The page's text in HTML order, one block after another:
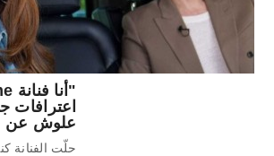
اعترافات
علوش عن
حلّت الفنانة